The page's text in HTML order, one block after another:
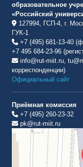
образовательное
«Российский
127994, ГСП-4, г.
ГУК-1
+7 (495) 681-13-40
+7 495 684-23-96
info@rut-miit.ru,
корреспонденции)
Официальный сайт
Приёмная комиссия
+7 (495) 260-23-32
pk@rut-miit.ru
Институт
ВУЗ в Москве